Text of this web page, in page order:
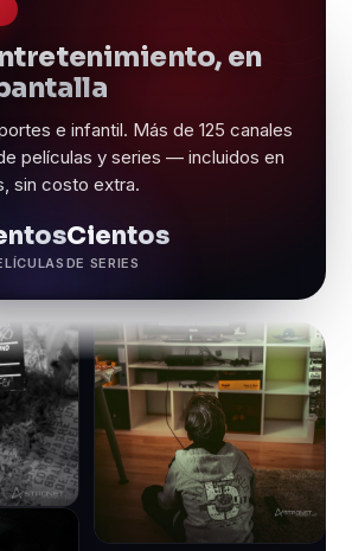
en
e infantil. Más de 125 canales
películas y series — incluidos en
sin costo extra.
Cientos
DE SERIES